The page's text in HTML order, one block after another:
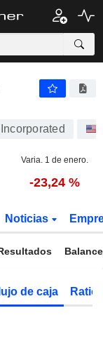
Varia. 1 de enero.
-23,24 %
Noticias
Balance
de caja